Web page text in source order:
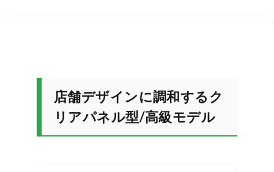
店舗デザインに調和するク
リアパネル型/高級モデル